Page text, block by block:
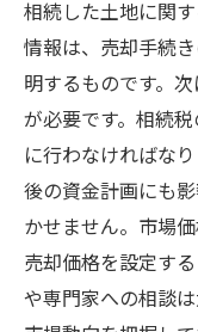
相続した土地に関
情報は、売却手続
明するものです。
が必要です。相続
に行わなければな
後の資金計画にも
かせません。市場
売却価格を設定す
や専門家への相談